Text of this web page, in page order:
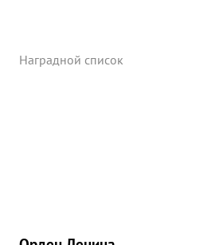
Наградной список